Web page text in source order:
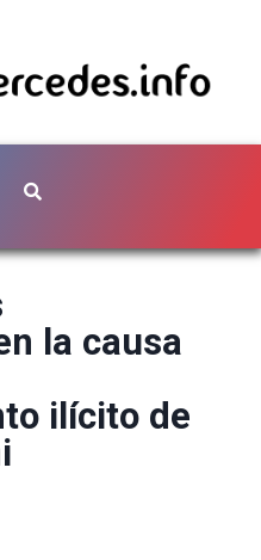
la causa
ilícito de